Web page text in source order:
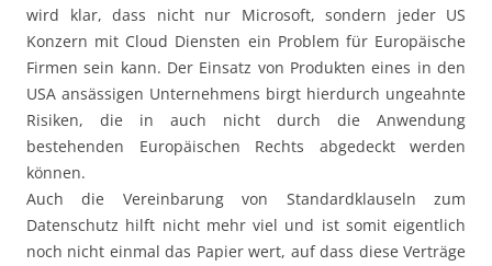
wird klar, dass nicht nur Microsoft, sondern jeder US
Konzern mit Cloud Diensten ein Problem für Europäische
Firmen sein kann. Der Einsatz von Produkten eines in den
USA ansässigen Unternehmens birgt hierdurch ungeahnte
Risiken, die in auch nicht durch die Anwendung
bestehenden Europäischen Rechts abgedeckt werden
können.
Auch die Vereinbarung von Standardklauseln zum
Datenschutz hilft nicht mehr viel und ist somit eigentlich
noch nicht einmal das Papier wert, auf dass diese Verträge